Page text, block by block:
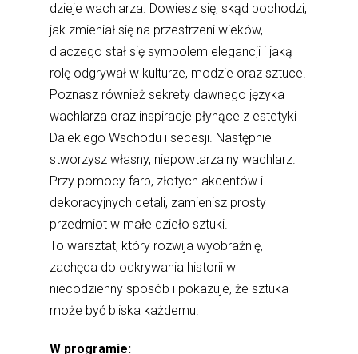
dzieje wachlarza. Dowiesz się, skąd pochodzi,
jak zmieniał się na przestrzeni wieków,
dlaczego stał się symbolem elegancji i jaką
rolę odgrywał w kulturze, modzie oraz sztuce.
Poznasz również sekrety dawnego języka
wachlarza oraz inspiracje płynące z estetyki
Dalekiego Wschodu i secesji. Następnie
stworzysz własny, niepowtarzalny wachlarz.
Przy pomocy farb, złotych akcentów i
dekoracyjnych detali, zamienisz prosty
przedmiot w małe dzieło sztuki.
To warsztat, który rozwija wyobraźnię,
zachęca do odkrywania historii w
niecodzienny sposób i pokazuje, że sztuka
może być bliska każdemu.
W programie: